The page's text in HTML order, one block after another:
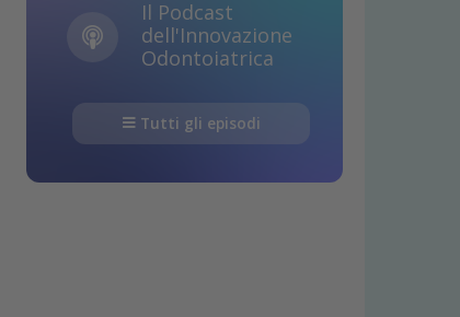
Il Podcast
dell'Innovazione
Odontoiatrica
Tutti gli episodi